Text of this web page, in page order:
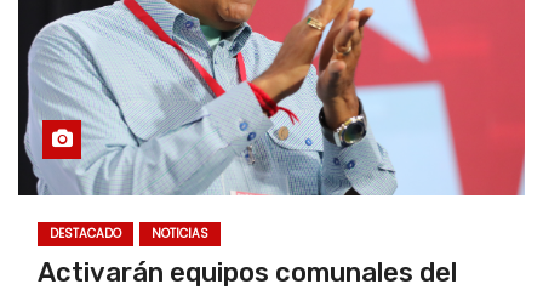
DESTACADO NOTICIAS
Activarán equipos comunales del